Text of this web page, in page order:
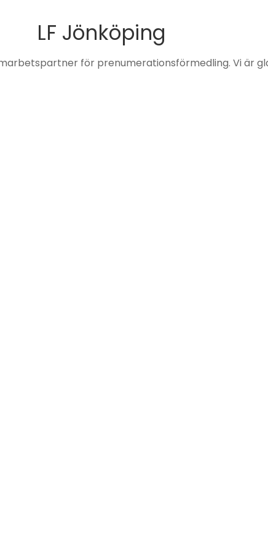
LF Jönköping
för prenumerationsförmedling. Vi är